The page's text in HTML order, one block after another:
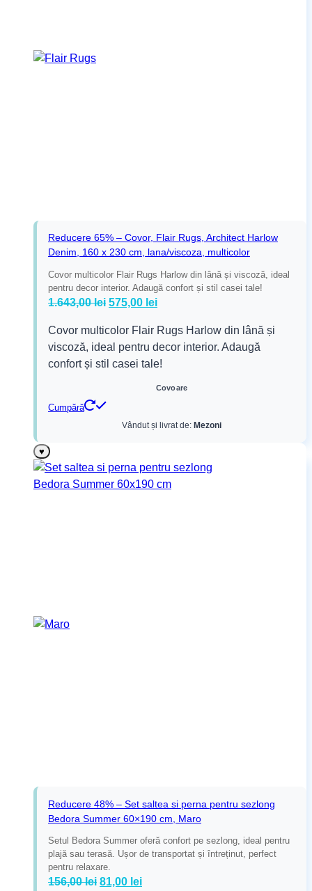
Reducere 65% – Covor, Flair Rugs, Architect Harlow
Denim, 160 x 230 cm, lana/viscoza, multicolor
Covor multicolor Flair Rugs Harlow din lână și viscoză, ideal
pentru decor interior. Adaugă confort și stil casei tale!
1.643,00lei Prețul
a
fost:
1.643,00 lei.
575,00 leiPrețul
este:
575,00 lei.
Covor multicolor Flair Rugs Harlow din lână și
viscoză, ideal pentru decor interior. Adaugă
confort și stil casei tale!
Covoare
Cumpără
Vândut și livrat de: Mezoni
♥
Reducere 48% – Set saltea si perna pentru sezlong
Bedora Summer 60×190 cm, Maro
Setul Bedora Summer oferă confort pe sezlong, ideal pentru
plajă sau terasă. Ușor de transportat și întreținut, perfect
pentru relaxare.
156,00lei Prețul
81,00 leiPrețul